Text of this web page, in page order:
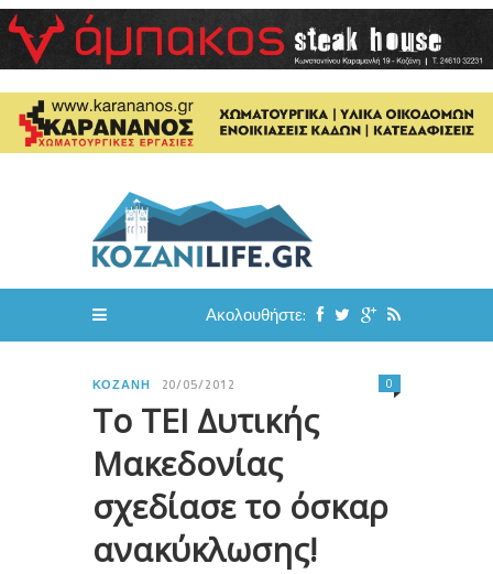
Ακολουθήστε:
ΚΟΖΆΝΗ 20/05/2012
To ΤΕΙ Δυτικής
Μακεδονίας
σχεδίασε το όσκαρ
ανακύκλωσης!
0